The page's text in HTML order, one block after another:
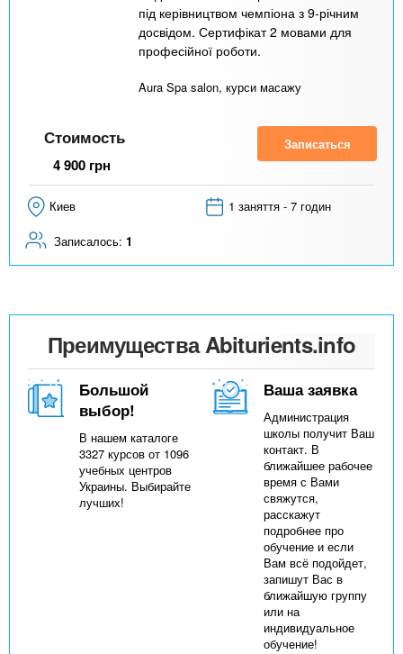
під керівництвом чемпіона з 9-річним
досвідом. Сертифікат 2 мовами для
професійної роботи.
Aura Spa salon, курси масажу
Стоимость
4 900 грн
Записаться
Киев 1 заняття - 7 годин
Записалось: 1
Преимущества Abiturients.info
Большой
выбор!
В нашем каталоге
3327 курсов от 1096
учебных центров
Украины. Выбирайте
лучших!
Ваша заявка
Администрация
школы получит Ваш
контакт. В
ближайшее рабочее
время с Вами
свяжутся,
расскажут
подробнее про
обучение и если
Вам всё подойдет,
запишут Вас в
ближайшую группу
или на
индивидуальное
обучение!